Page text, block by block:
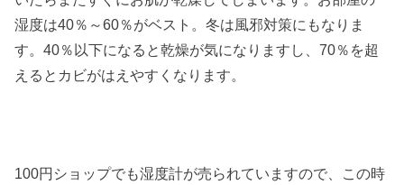
湿度は40％～60％がベスト。冬は風邪対策にもなりま
す。40％以下になると乾燥が気になりますし、70％を超
えるとカビがはえやすくなります。
100円ショップでも湿度計が売られていますので、この時